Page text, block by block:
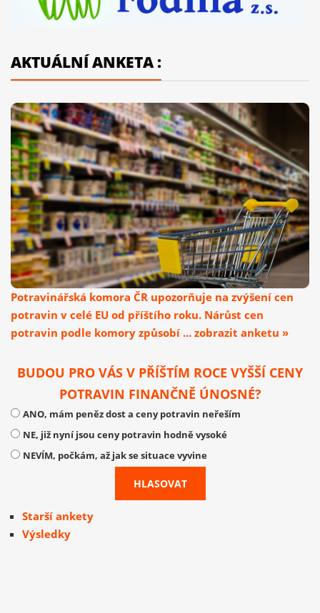
AKTUÁLNÍ ANKETA :
Potravinářská komora ČR upozorňuje na zvýšení cen
potravin v celé EU od příštího roku. Nárůst cen
potravin podle komory způsobí ... zobrazit anketu »
BUDOU PRO VÁS V PŘÍŠTÍM ROCE VYŠŠÍ CENY
POTRAVIN FINANČNĚ ÚNOSNÉ?
ANO, mám peněz dost a ceny potravin neřeším
NE, již nyní jsou ceny potravin hodně vysoké
NEVÍM, počkám, až jak se situace vyvine
Starší ankety
Výsledky